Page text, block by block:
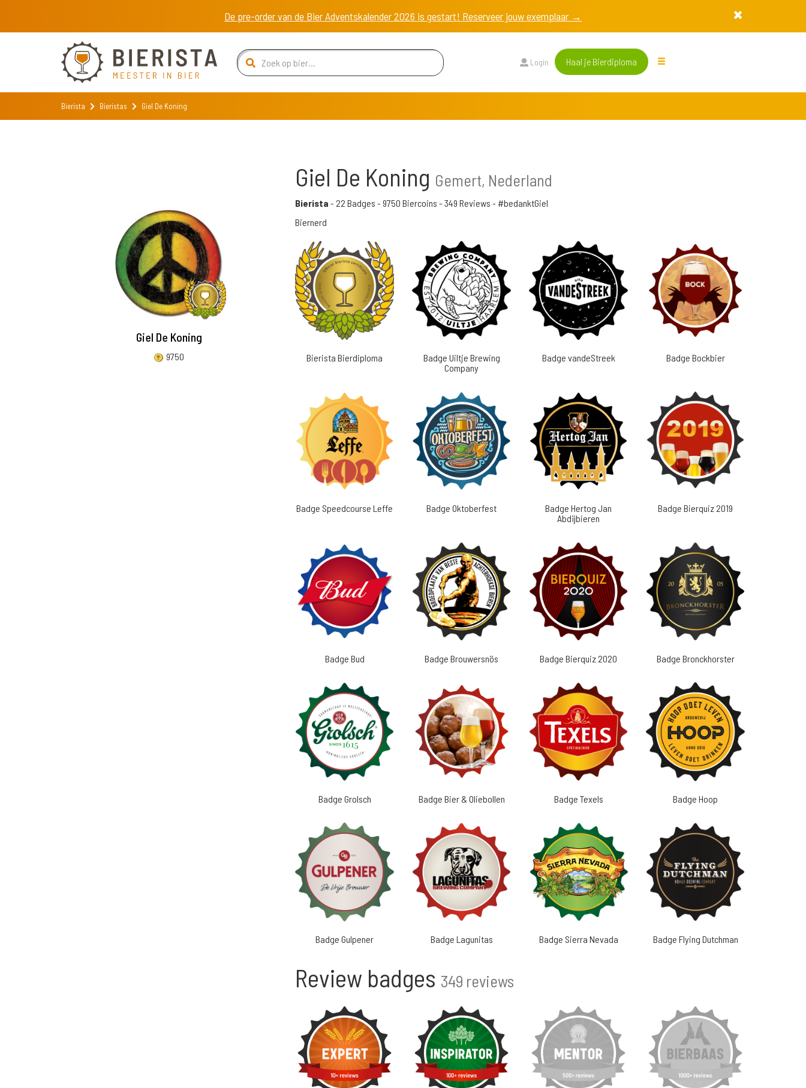
De pre-order van de Bier Adventskalender 2026 is gestart! Reserveer jouw exemplaar →
Login Haal je Bierdiploma
Bierista Bieristas Giel De Koning
Giel De Koning
9750
Giel De Koning Gemert, Nederland
Bierista - 22 Badges - 9750 Biercoins - 349 Reviews - #bedanktGiel
Biernerd
Bierista Bierdiploma
Badge Uiltje Brewing
Company
Badge vandeStreek Badge Bockbier
Badge Speedcourse Leffe Badge Oktoberfest
Badge Hertog Jan
Abdijbieren
Badge Bierquiz 2019
Badge Bud Badge Brouwersnös Badge Bierquiz 2020 Badge Bronckhorster
Badge Grolsch Badge Bier & Oliebollen Badge Texels Badge Hoop
Badge Gulpener Badge Lagunitas Badge Sierra Nevada Badge Flying Dutchman
Review badges 349 reviews